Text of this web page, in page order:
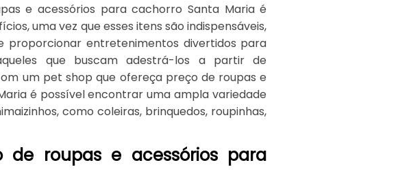
e acessórios para cachorro Santa Maria é
uma vez que esses itens são indispensáveis,
proporcionar entretenimentos divertidos para
que buscam adestrá-los a partir de
um pet shop que ofereça preço de roupas e
é possível encontrar uma ampla variedade
como coleiras, brinquedos, roupinhas,
roupas e acessórios para